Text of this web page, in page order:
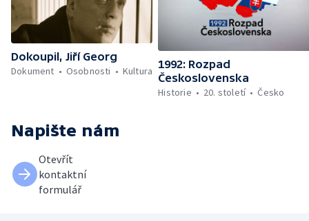
Dokoupil, Jiří Georg
Dokument
Osobnosti Kultura
1992: Rozpad
Československa
Historie
20. století Česko
Napište nám
Otevřít
kontaktní
formulář